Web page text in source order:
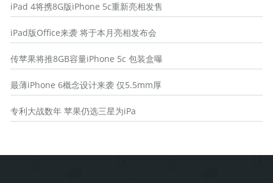
iPad 4将携8G版iPhone 5c重新亮相发售
iPad版Office来袭 将于本月亮相发布会
传苹果将推8GB容量iPhone 5c 包装盒曝
最薄iPhone 6概念设计来袭 仅5.5mm厚
专利大战数年 苹果仍选三星为iPa